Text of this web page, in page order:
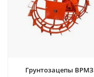
Грунтозацепы ВРМЗ